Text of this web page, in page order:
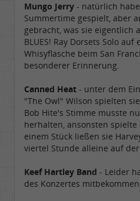
Mungo Jerry - natürlich
Summertime gespielt, aber
gebracht, was sie eigentlich
BLUES! Ray Dorsets Solo
Whisyflasche beim San
besonderer Erinnerung.
Canned Heat - unter dem
"The Owl" Wilson spielten
Bob Hite's Stimme musste
herhalten, ansonsten spielte
einem Stück ließen sie
viertel Stunde alleine auf
Keef Hartley Band - Leider
des Konzertes